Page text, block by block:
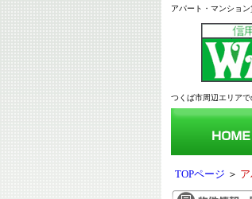
アパート・マンショ
つくば市周辺エリア
TOPページ ＞